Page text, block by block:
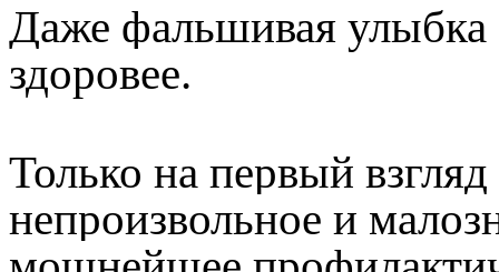
Даже фальшивая улыбка
здоровее.
Только на первый
непроизвольное и